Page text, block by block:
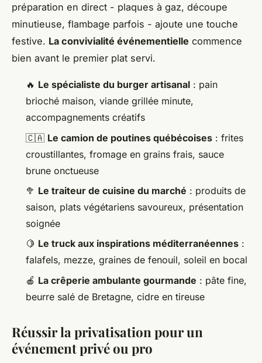
préparation en direct - plaques à gaz, découpe
minutieuse, flambage parfois - ajoute une touche
festive. La convivialité événementielle commence
bien avant le premier plat servi.
🔥 Le spécialiste du burger artisanal : pain
brioché maison, viande grillée minute,
accompagnements créatifs
🇨🇦 Le camion de poutines québécoises : frites
croustillantes, fromage en grains frais, sauce
brune onctueuse
🥦 Le traiteur de cuisine du marché : produits de
saison, plats végétariens savoureux, présentation
soignée
🍋 Le truck aux inspirations méditerranéennes :
falafels, mezze, graines de fenouil, soleil en bocal
🍎 La crêperie ambulante gourmande : pâte fine,
beurre salé de Bretagne, cidre en tireuse
Réussir la privatisation pour un
événement privé ou pro